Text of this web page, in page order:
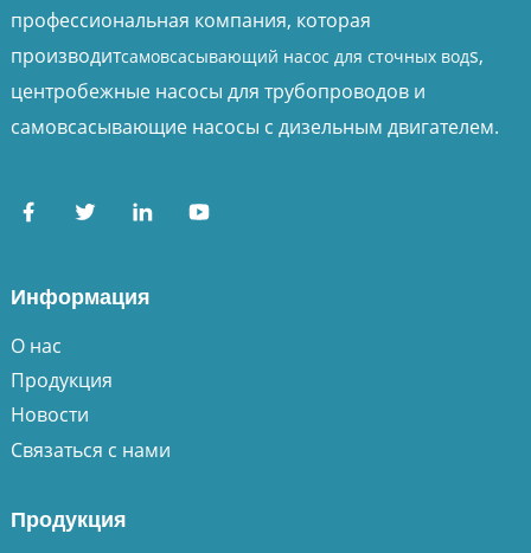
профессиональная компания, которая
производитсамовсасывающий насос для сточных водs,
центробежные насосы для трубопроводов и
самовсасывающие насосы с дизельным двигателем.
Информация
О нас
Продукция
Новости
Связаться с нами
Продукция